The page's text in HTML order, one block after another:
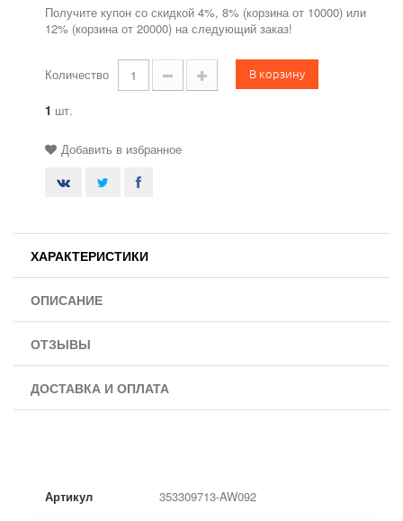
Получите купон со скидкой 4%, 8% (корзина от 10000) или
12% (корзина от 20000) на следующий заказ!
Количество В корзину
1 шт.
Добавить в избранное
ХАРАКТЕРИСТИКИ
ОПИСАНИЕ
ОТЗЫВЫ
ДОСТАВКА И ОПЛАТА
Артикул 353309713-AW092